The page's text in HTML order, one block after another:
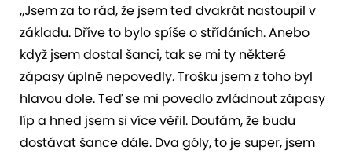
„Jsem za to rád, že jsem teď dvakrát nastoupil v
základu. Dříve to bylo spíše o střídáních. Anebo
když jsem dostal šanci, tak se mi ty některé
zápasy úplně nepovedly. Trošku jsem z toho byl
hlavou dole. Teď se mi povedlo zvládnout zápasy
líp a hned jsem si více věřil. Doufám, že budu
dostávat šance dále. Dva góly, to je super, jsem